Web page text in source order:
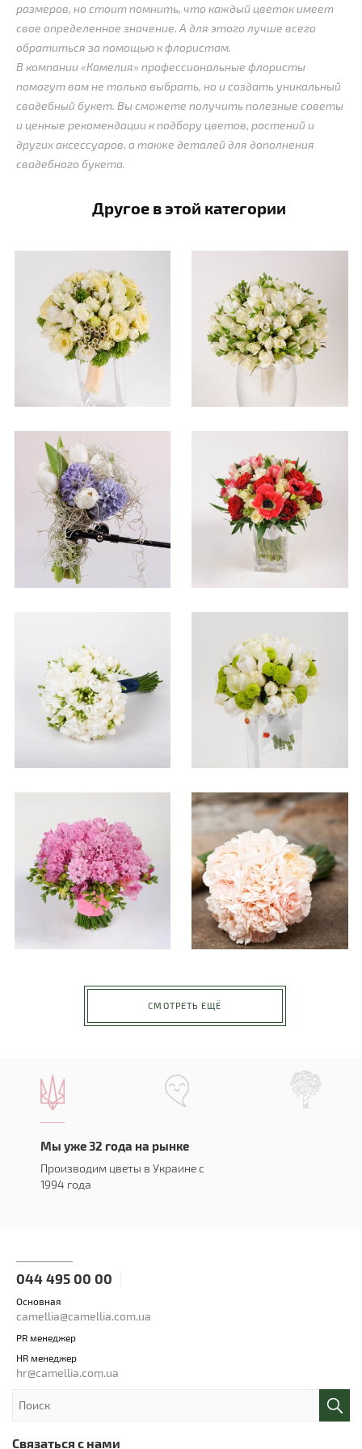
размеров, но стоит помнить, что каждый цветок имеет
свое определенное значение. А для этого лучше всего
обратиться за помощью к флористам.
В компании «Камелия» профессиональные флористы
помогут вам не только выбрать, но и создать уникальный
свадебный букет. Вы сможете получить полезные советы
и ценные рекомендации к подбору цветов, растений и
других аксессуаров, а также деталей для дополнения
свадебного букета.
Другое в этой категории
СМОТРЕТЬ ЕЩЁ
Мы уже 32 года на рынке
Производим цветы в Украине с
1994 года
044 495 00 00
Основная
camellia@camellia.com.ua
PR менеджер
HR менеджер
hr@camellia.com.ua
Связаться с нами